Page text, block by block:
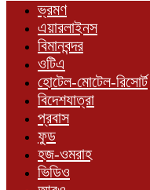
ভ্রমণ
এয়ারলাইনস
বিমানবন্দর
ওটিএ
হোটেল-মোটেল-রিসোর্ট
বিদেশযাত্রা
প্রবাস
ফুড
হজ-ওমরাহ
ভিডিও